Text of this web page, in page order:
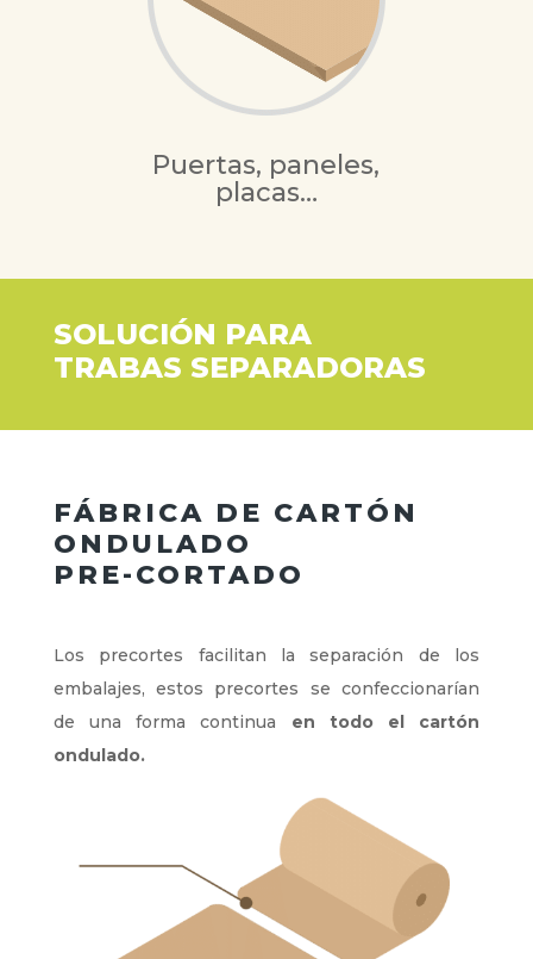
Puertas, paneles,
placas…
SOLUCIÓN PARA
TRABAS SEPARADORAS
FÁBRICA DE CARTÓN
ONDULADO
PRE-CORTADO
Los precortes facilitan la separación de los
embalajes, estos precortes se confeccionarían
de una forma continua en todo el cartón
ondulado.